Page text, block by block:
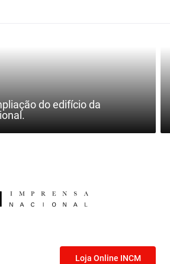
do edifício da
Loja Online INCM